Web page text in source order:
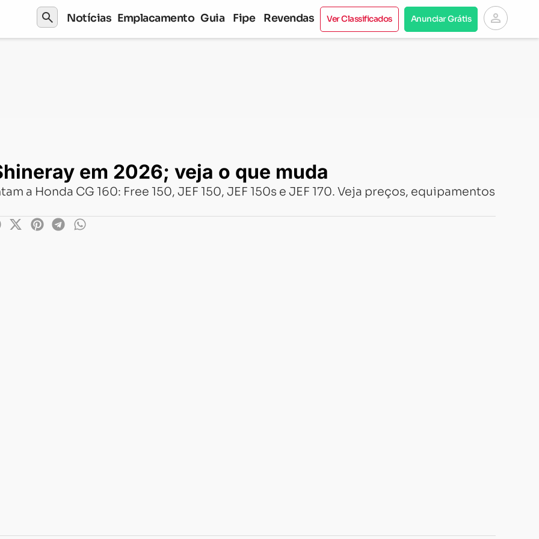
search Notícias Emplacamento Guia Fipe Revendas Ver Classificados Anunciar Grátis person
2026; veja o que muda
em 2026; veja o que muda
a Honda CG 160: Free 150, JEF 150, JEF 150s e JEF 170. Veja preços, equipamentos